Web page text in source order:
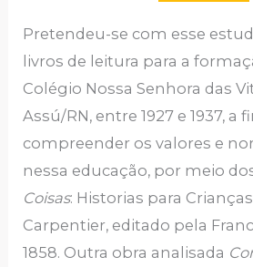
Pretendeu-se com esse
livros de leitura para a
Colégio Nossa Senhora das
Assú/RN, entre 1927 e 1937, a
compreender os valores e
nessa educação, por meio
Coisas: Historias para
Carpentier, editado pela
1858. Outra obra analisada